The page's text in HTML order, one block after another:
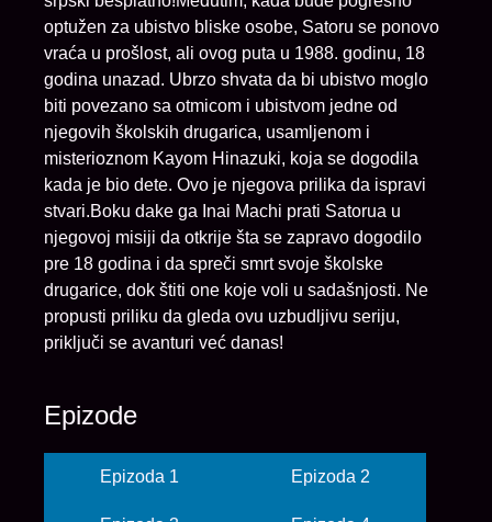
optužen za ubistvo bliske osobe, Satoru se ponovo
vraća u prošlost, ali ovog puta u 1988. godinu, 18
godina unazad. Ubrzo shvata da bi ubistvo moglo
biti povezano sa otmicom i ubistvom jedne od
njegovih školskih drugarica, usamljenom i
misterioznom Kayom Hinazuki, koja se dogodila
kada je bio dete. Ovo je njegova prilika da ispravi
stvari.Boku dake ga Inai Machi prati Satorua u
njegovoj misiji da otkrije šta se zapravo dogodilo
pre 18 godina i da spreči smrt svoje školske
drugarice, dok štiti one koje voli u sadašnjosti. Ne
propusti priliku da gleda ovu uzbudljivu seriju,
priključi se avanturi već danas!
Epizode
Epizoda 1 Epizoda 2